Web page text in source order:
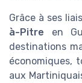
Grâce à ses
à-Pitre en
destinations
économiques,
aux